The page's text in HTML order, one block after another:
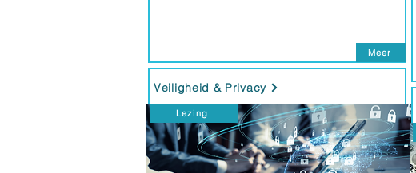
Meer
Veiligheid & Privacy
Lezing